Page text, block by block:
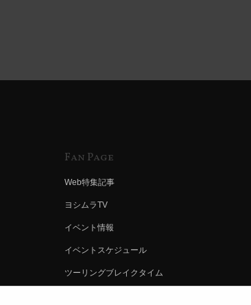
Fan Page
Web特集記事
ヨシムラTV
イベント情報
イベントスケジュール
ツーリングブレイクタイム